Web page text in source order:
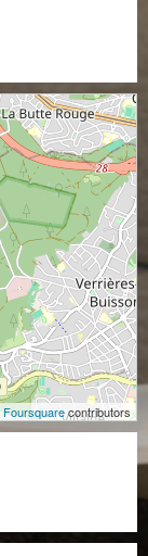
Foursquarecontributors